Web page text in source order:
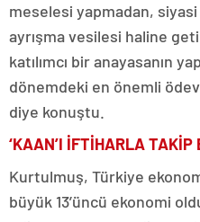
meselesi yapmadan,
ayrışma vesilesi haline
katılımcı bir anayasanın
dönemdeki en önemli
diye konuştu.
‘KAAN’I İFTİHARLA TAKİP
Kurtulmuş, Türkiye
büyük 13’üncü ekonomi